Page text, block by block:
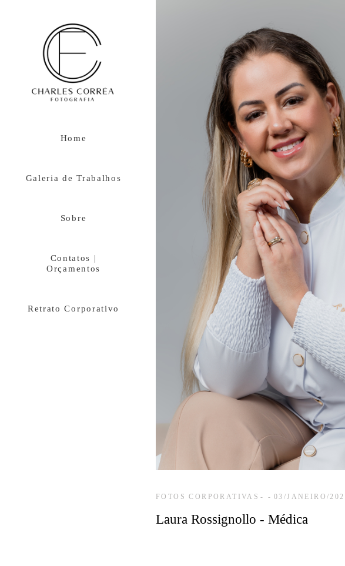
Home
Galeria de Trabalhos
Sobre
Contatos |
Orçamentos
Retrato Corporativo
FOTOS CORPORATIVAS 03/JANEIRO/
Laura Rossignollo - Médica